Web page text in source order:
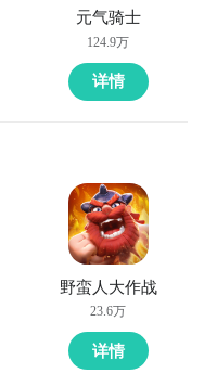
元气骑士
124.9万
详情
野蛮人大作战
23.6万
详情